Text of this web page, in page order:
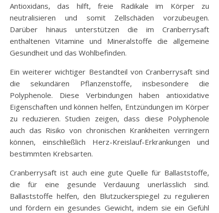
Antioxidans, das hilft, freie Radikale im Körper zu
neutralisieren und somit Zellschäden vorzubeugen.
Darüber hinaus unterstützen die im Cranberrysaft
enthaltenen Vitamine und Mineralstoffe die allgemeine
Gesundheit und das Wohlbefinden.
Ein weiterer wichtiger Bestandteil von Cranberrysaft sind
die sekundären Pflanzenstoffe, insbesondere die
Polyphenole. Diese Verbindungen haben antioxidative
Eigenschaften und können helfen, Entzündungen im Körper
zu reduzieren. Studien zeigen, dass diese Polyphenole
auch das Risiko von chronischen Krankheiten verringern
können, einschließlich Herz-Kreislauf-Erkrankungen und
bestimmten Krebsarten.
Cranberrysaft ist auch eine gute Quelle für Ballaststoffe,
die für eine gesunde Verdauung unerlässlich sind.
Ballaststoffe helfen, den Blutzuckerspiegel zu regulieren
und fördern ein gesundes Gewicht, indem sie ein Gefühl